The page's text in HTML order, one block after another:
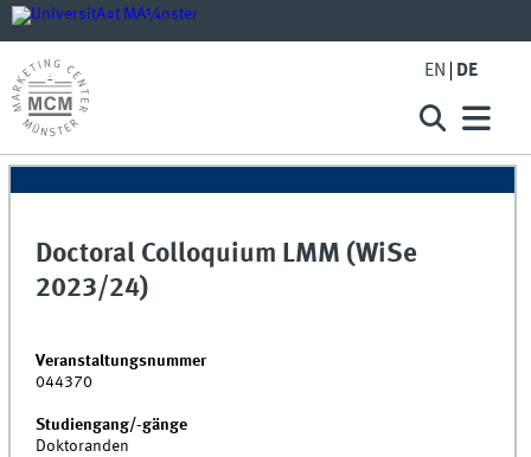
EN DE
Doctoral Colloquium LMM (WiSe
2023/24)
Veranstaltungsnummer
044370
Studiengang/-gänge
Doktoranden